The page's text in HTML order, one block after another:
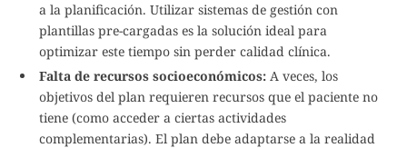
a la planificación. Utilizar sistemas de gestión con
plantillas pre-cargadas es la solución ideal para
optimizar este tiempo sin perder calidad clínica.
Falta de recursos socioeconómicos: A veces, los
objetivos del plan requieren recursos que el paciente no
tiene (como acceder a ciertas actividades
complementarias). El plan debe adaptarse a la realidad